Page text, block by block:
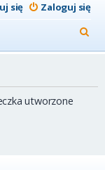
Zaloguj się
się
z
utworzone